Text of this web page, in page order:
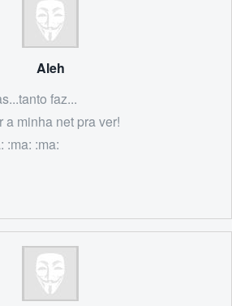
Aleh
faz...
minha net pra ver!
:ma: :ma: